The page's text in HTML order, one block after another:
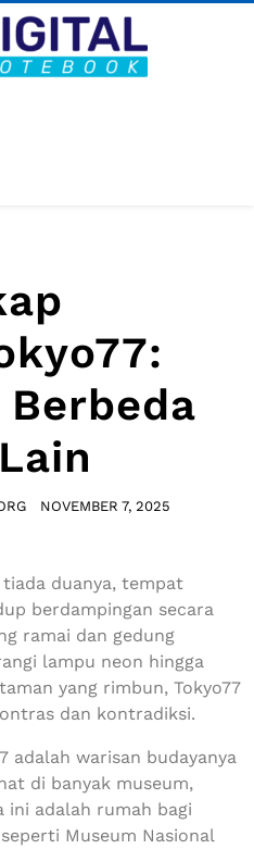
Berbeda
NOVEMBER 7, 2025
duanya, tempat
berdampingan secara
ramai dan gedung
lampu neon hingga
yang rimbun, Tokyo77
dan kontradiksi.
adalah warisan budayanya
di banyak museum,
ini adalah rumah bagi
Museum Nasional